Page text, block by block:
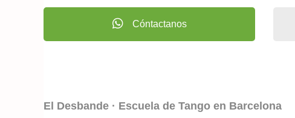
Cóntactanos
El Desbande · Escuela de Tango en Barcelona